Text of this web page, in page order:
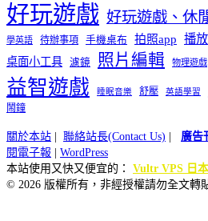
好玩遊戲 好玩遊戲、休
學英語 待辦事項 手機桌布 拍照app 播
桌面小工具 濾鏡 照片編輯 物理遊戲
益智遊戲 睡眠音樂 舒壓 英語學習
鬧鐘
關於本站 | 聯絡站長(Contact Us) | 廣告
閱電子報 | WordPress
本站使用又快又便宜的： Vultr VPS 日
© 2026 版權所有，非經授權請勿全文轉